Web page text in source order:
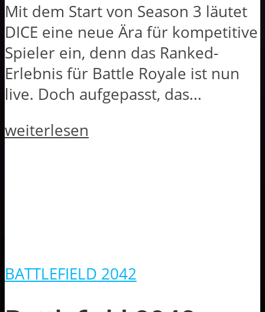
Mit dem Start von Season 3 läutet
DICE eine neue Ära für kompetitive
Spieler ein, denn das Ranked-
Erlebnis für Battle Royale ist nun
live. Doch aufgepasst, das...
weiterlesen
BATTLEFIELD 2042